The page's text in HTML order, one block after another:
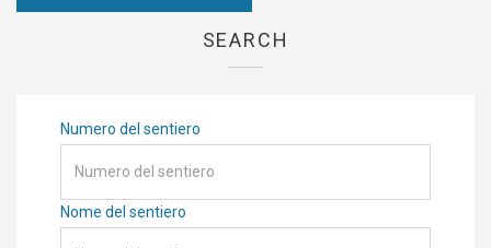
SEARCH
Numero del sentiero
Nome del sentiero